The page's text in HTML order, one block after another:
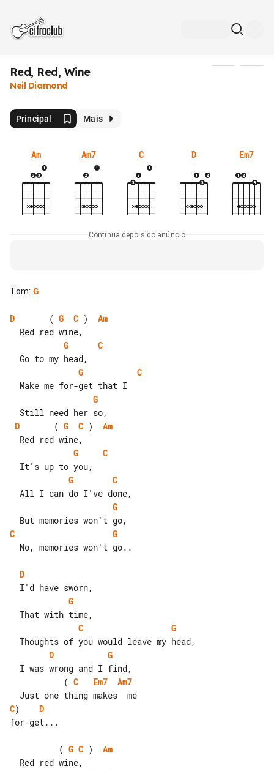
Red, Red, Wine
Neil Diamond
Principal Mais
Am Am7 C D Em7
Continua depois do anúncio
Tom: G
D
       (
G C ) Am
G
C
G
C
G
D
       (
G C ) Am
G
C
G
C
G
C
G
D
G
C
G
D
G
           (
C Em7
Am7
C) D
for-get...
          (
G C ) Am